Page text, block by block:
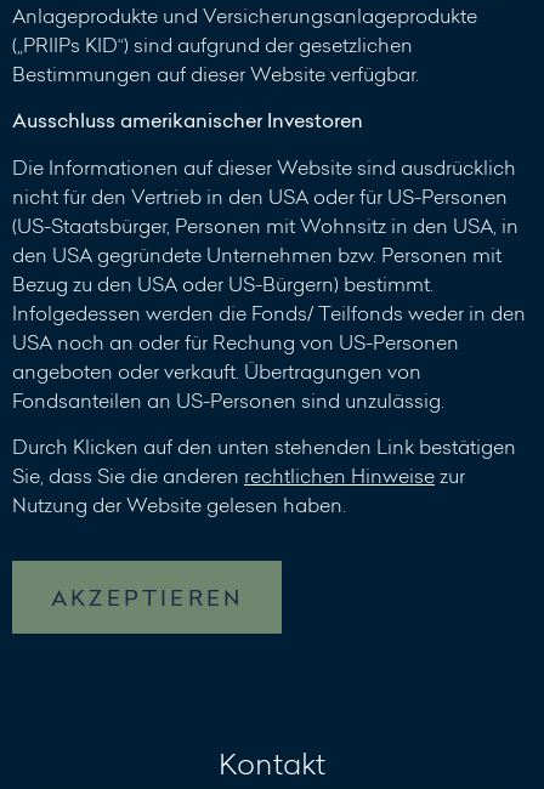
Anlageprodukte und Versicherungsanlageprodukte
(„PRIIPs KID“) sind aufgrund der gesetzlichen
Bestimmungen auf dieser Website verfügbar.
Ausschluss amerikanischer Investoren
Die Informationen auf dieser Website sind ausdrücklich
nicht für den Vertrieb in den USA oder für US-Personen
(US-Staatsbürger, Personen mit Wohnsitz in den USA, in
den USA gegründete Unternehmen bzw. Personen mit
Bezug zu den USA oder US-Bürgern) bestimmt.
Infolgedessen werden die Fonds/ Teilfonds weder in den
USA noch an oder für Rechung von US-Personen
angeboten oder verkauft. Übertragungen von
Fondsanteilen an US-Personen sind unzulässig.
Durch Klicken auf den unten stehenden Link bestätigen
Sie, dass Sie die anderen rechtlichen Hinweisezur
Nutzung der Website gelesen haben.
AKZEPTIEREN
Kontakt